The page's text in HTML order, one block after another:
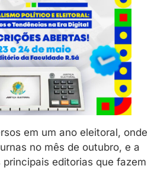
em um ano eleitoral, onde
no mês de outubro, e a
editorias que fazem